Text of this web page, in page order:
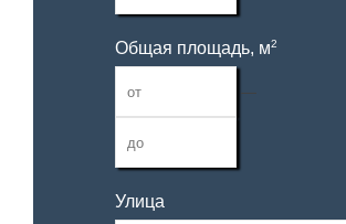
Общая площадь, м2
—
Улица